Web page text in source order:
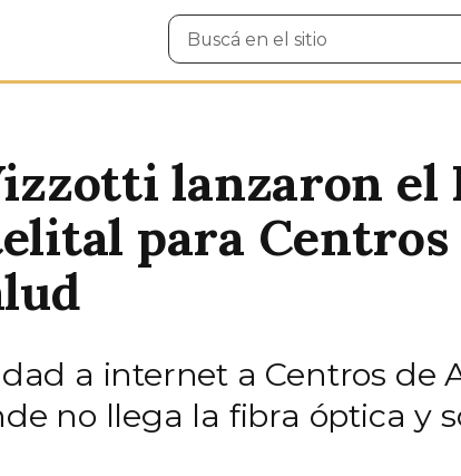
Buscar
en
lanzaron el
para
a internet a Centros de
no llega la fibra óptica y